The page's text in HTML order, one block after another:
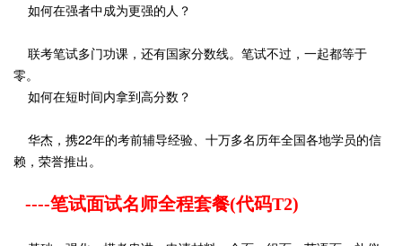
如何在强者中成为更强的人？
联考笔试多门功课，还有国家分数线。笔试不过，一起都等于
零。
如何在短时间内拿到高分数？
华杰，携22年的考前辅导经验、十万多名历年全国各地学员的信
赖，荣誉推出。
----笔试面试名师全程套餐(代码T2)